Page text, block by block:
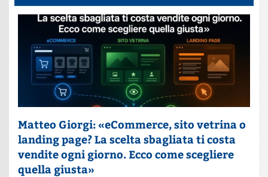
Matteo Giorgi: «eCommerce, sito vetrina o
landing page? La scelta sbagliata ti costa
vendite ogni giorno. Ecco come scegliere
quella giusta»